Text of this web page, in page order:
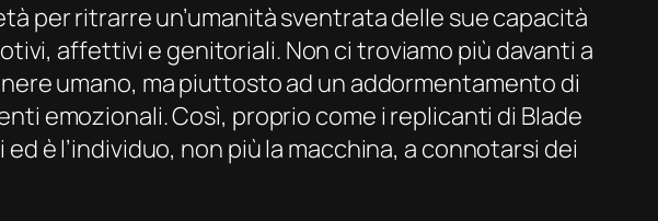
per ritrarre un’umanità sventrata delle sue capacità
affettivi e genitoriali. Non ci troviamo più davanti a
umano, ma piuttosto ad un addormentamento di
emozionali. Così, proprio come i replicanti di Blade
è l’individuo, non più la macchina, a connotarsi dei